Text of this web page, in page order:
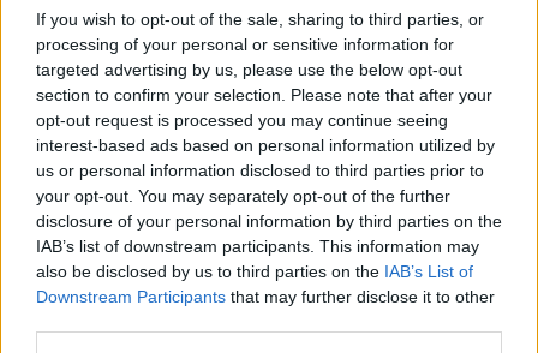
If you wish to opt-out of the sale, sharing to third parties, or
processing of your personal or sensitive information for
targeted advertising by us, please use the below opt-out
section to confirm your selection. Please note that after your
opt-out request is processed you may continue seeing
interest-based ads based on personal information utilized by
us or personal information disclosed to third parties prior to
your opt-out. You may separately opt-out of the further
disclosure of your personal information by third parties on the
IAB’s list of downstream participants. This information may
also be disclosed by us to third parties on the IAB’s List of
Downstream Participants that may further disclose it to other
népszerűségnek örvendett Magyarországon, amit
azóta sem sikerült überelni semmilyen hasonló
műfajban készült sorozatnak. Hogy is volt a Vad
angyal…